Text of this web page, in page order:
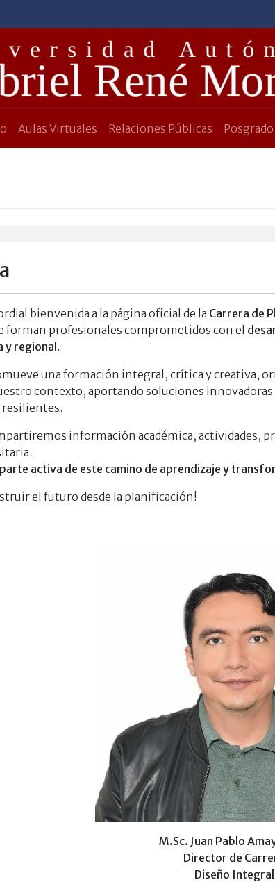
Aulas Virtuales Relaciones Públicas Posgrado
bienvenida a la página oficial de la Carrera de
forman profesionales comprometidos con el
y regional.
una formación integral, crítica y creativa,
contexto, aportando soluciones
resilientes.
información académica, actividades,
activa de este camino de aprendizaje y
el futuro desde la planificación!
M.Sc. Juan Pablo
Director de
Diseño Integral